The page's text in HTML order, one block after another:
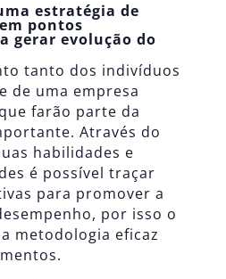
estratégia de
pontos
gerar evolução do
tanto dos indivíduos
de uma empresa
farão parte da
Através do
habilidades e
é possível traçar
para promover a
por isso o
metodologia eficaz